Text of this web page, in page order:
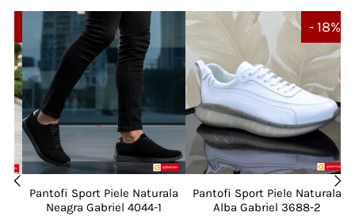
Pantofi Sport Piele Naturala
Neagra Gabriel 4044-1
- 18%
Pantofi Sport Piele Naturala
Alba Gabriel 3688-2